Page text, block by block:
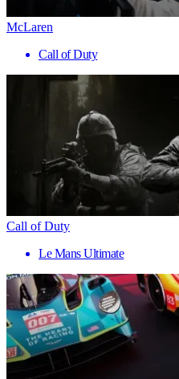
McLaren
Call of Duty
Call of Duty
Le Mans Ultimate